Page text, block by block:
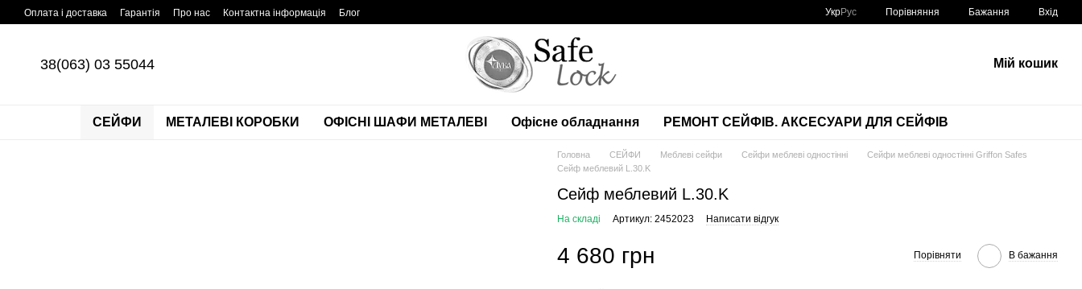
Перейти до основного контенту
Оплата і доставка Гарантія Про нас Контактна інформація Блог УкрРус Порівняння Бажання Вхід
38(063) 03 55044 Мій кошик
СЕЙФИ МЕТАЛЕВІ КОРОБКИ ОФІСНІ ШАФИ МЕТАЛЕВІ Офісне обладнання РЕМОНТ СЕЙФІВ. АКСЕСУАРИ ДЛЯ СЕЙФІВ
Головна СЕЙФИ Меблеві сейфи Сейфи меблеві одностінні
Сейфи меблеві одностінні Griffon Safes
Сейф меблевий L.30.K
Сейф меблевий L.30.K
На складі Артикул: 2452023 Написати відгук
4 680 грн Порівняти В бажання